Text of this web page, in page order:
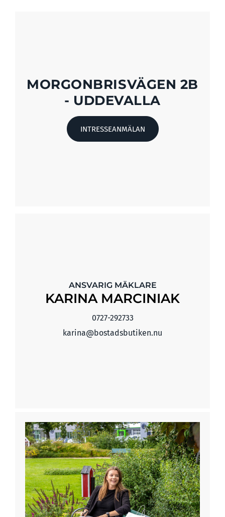
MORGONBRISVÄGEN 2B
- UDDEVALLA
INTRESSEANMÄLAN
ANSVARIG MÄKLARE
KARINA MARCINIAK
0727-292733
karina@bostadsbutiken.nu